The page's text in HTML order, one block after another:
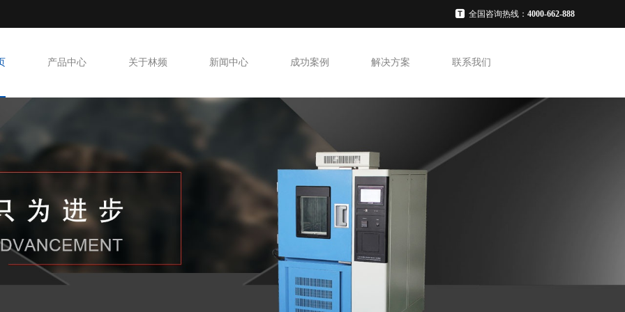
全国咨询热线： 4000-662-888
产品中心 关于林频 新闻中心 成功案例 解决方案 联系我们